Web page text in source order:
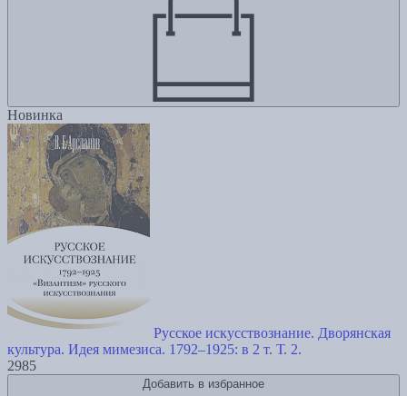
Новинка
Русское искусствознание. Дворянская
культура. Идея мимезиса. 1792–1925: в 2 т. Т. 2.
2985
Добавить в избранное